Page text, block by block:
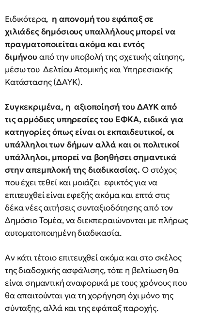
Ειδικότερα, η απονομή του εφάπαξ σε
χιλιάδες δημόσιους υπαλλήλους μπορεί να
πραγματοποιείται ακόμα και εντός
διμήνου από την υποβολή της σχετικής αίτησης,
μέσω του Δελτίου Ατομικής και Υπηρεσιακής
Κατάστασης (ΔΑΥΚ).
Συγκεκριμένα, η αξιοποίησή του ΔΑΥΚ από
τις αρμόδιες υπηρεσίες του ΕΦΚΑ, ειδικά για
κατηγορίες όπως είναι οι εκπαιδευτικοί, οι
υπάλληλοι των δήμων αλλά και οι πολιτικοί
υπάλληλοι, μπορεί να βοηθήσει σημαντικά
στην απεμπλοκή της διαδικασίας. Ο στόχος
που έχει τεθεί και μοιάζει εφικτός για να
επιτευχθεί είναι εφεξής ακόμα και επτά στις
δέκα νέες αιτήσεις συνταξιοδότησης από τον
Δημόσιο Τομέα, να διεκπεραιώνονται με πλήρως
αυτοματοποιημένη διαδικασία.
Αν κάτι τέτοιο επιτευχθεί ακόμα και στο σκέλος
της διαδοχικής ασφάλισης, τότε η βελτίωση θα
είναι σημαντική αναφορικά με τους χρόνους που
θα απαιτούνται για τη χορήγηση όχι μόνο της
σύνταξης, αλλά και της εφάπαξ παροχής.